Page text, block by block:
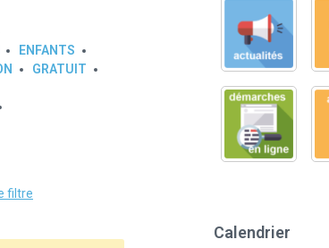
ENFANTS
GRATUIT
filtre
Calendrier